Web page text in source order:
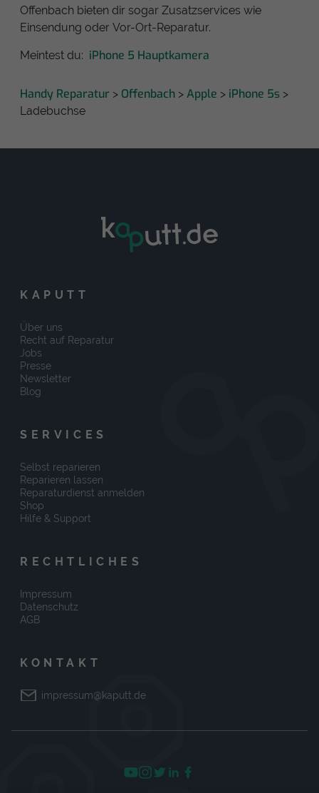
Offenbach bieten dir sogar Zusatzservices wie
Einsendung oder Vor-Ort-Reparatur.
Meintest du: iPhone 5 Hauptkamera
Handy Reparatur > Offenbach > Apple > iPhone 5s >
Ladebuchse
KAPUTT
Über uns
Recht auf Reparatur
Jobs
Presse
Newsletter
Blog
SERVICES
Selbst reparieren
Reparieren lassen
Reparaturdienst anmelden
Shop
Hilfe & Support
RECHTLICHES
Impressum
Datenschutz
AGB
KONTAKT
impressum@kaputt.de